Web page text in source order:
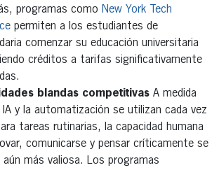
programas como New York Tech
permiten a los estudiantes de
comenzar su educación universitaria
créditos a tarifas significativamente
blandas competitivas A medida
IA y la automatización se utilizan cada vez
tareas rutinarias, la capacidad humana
comunicarse y pensar críticamente se
aún más valiosa. Los programas